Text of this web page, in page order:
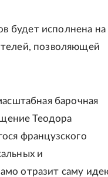
будет исполнена на
позволяющей
барочная
Теодора
французского
и
отразит саму